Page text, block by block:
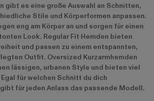
gibt es eine große Auswahl an Schnitten,
Stile und Körperformen anpassen.
eng am Körper an und sorgen für einen
Look. Regular Fit Hemden bieten
und passen zu einem entspannten,
Outfit. Oversized Kurzarmhemden
lässigen, urbanen Style und bieten viel
für welchen Schnitt du dich
für jeden Anlass das passende Modell.